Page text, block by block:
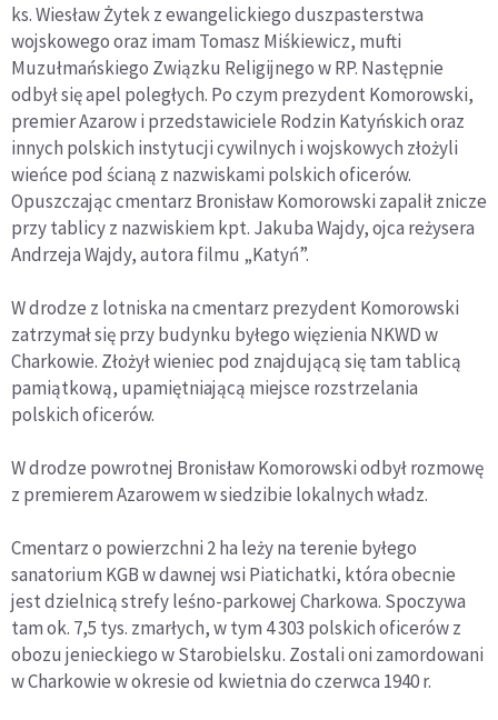
ks. Wiesław Żytek z ewangelickiego duszpasterstwa
wojskowego oraz imam Tomasz Miśkiewicz, mufti
Muzułmańskiego Związku Religijnego w RP. Następnie
odbył się apel poległych. Po czym prezydent Komorowski,
premier Azarow i przedstawiciele Rodzin Katyńskich oraz
innych polskich instytucji cywilnych i wojskowych złożyli
wieńce pod ścianą z nazwiskami polskich oficerów.
Opuszczając cmentarz Bronisław Komorowski zapalił znicze
przy tablicy z nazwiskiem kpt. Jakuba Wajdy, ojca reżysera
Andrzeja Wajdy, autora filmu „Katyń”.
W drodze z lotniska na cmentarz prezydent Komorowski
zatrzymał się przy budynku byłego więzienia NKWD w
Charkowie. Złożył wieniec pod znajdującą się tam tablicą
pamiątkową, upamiętniającą miejsce rozstrzelania
polskich oficerów.
W drodze powrotnej Bronisław Komorowski odbył rozmowę
z premierem Azarowem w siedzibie lokalnych władz.
Cmentarz o powierzchni 2 ha leży na terenie byłego
sanatorium KGB w dawnej wsi Piatichatki, która obecnie
jest dzielnicą strefy leśno-parkowej Charkowa. Spoczywa
tam ok. 7,5 tys. zmarłych, w tym 4 303 polskich oficerów z
obozu jenieckiego w Starobielsku. Zostali oni zamordowani
w Charkowie w okresie od kwietnia do czerwca 1940 r.